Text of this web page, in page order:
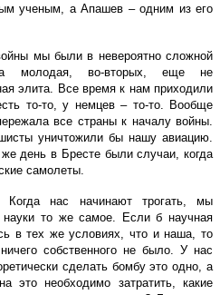
ученым, а Апашев – одним из его
мы были в невероятно сложной
молодая, во-вторых, еще не
элита. Все время к нам приходили
то-то, у немцев – то-то. Вообще
все страны к началу войны.
уничтожили бы нашу авиацию.
день в Бресте были случаи, когда
самолеты.
нас начинают трогать, мы
науки то же самое. Если б научная
в тех же условиях, что и наша, то
собственного не было. У нас
сделать бомбу это одно, а
это необходимо затратить, какие